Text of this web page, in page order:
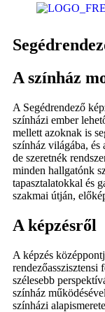
A színház
A Segédrendező
színházi ember
mellett azoknak is
színház világába,
de szeretnék
minden hallgatónk
tapasztalatokkal és
szakmai útján,
A képzésről
A képzés
szélesebb
színház
színházi